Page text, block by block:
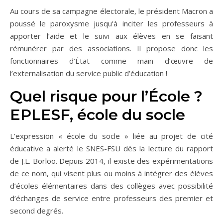
Au cours de sa campagne électorale, le président Macron a
poussé le paroxysme jusqu’à inciter les professeurs à
apporter l’aide et le suivi aux élèves en se faisant
rémunérer par des associations. Il propose donc les
fonctionnaires d’État comme main d’œuvre de
l’externalisation du service public d’éducation !
Quel risque pour l’École ?
EPLESF, école du socle
L’expression « école du socle » liée au projet de cité
éducative a alerté le SNES-FSU dès la lecture du rapport
de J.L. Borloo. Depuis 2014, il existe des expérimentations
de ce nom, qui visent plus ou moins à intégrer des élèves
d’écoles élémentaires dans des collèges avec possibilité
d’échanges de service entre professeurs des premier et
second degrés.